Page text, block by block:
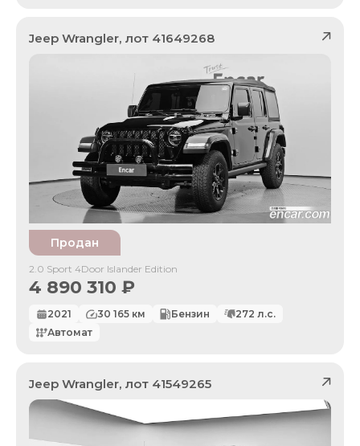
Jeep Wrangler, лот 41649268
Продан
2.0 Sport 4Door Islander Edition
4 890 310 ₽
2021 30 165 км Бензин 272 л.с.
Автомат
Jeep Wrangler, лот 41549265